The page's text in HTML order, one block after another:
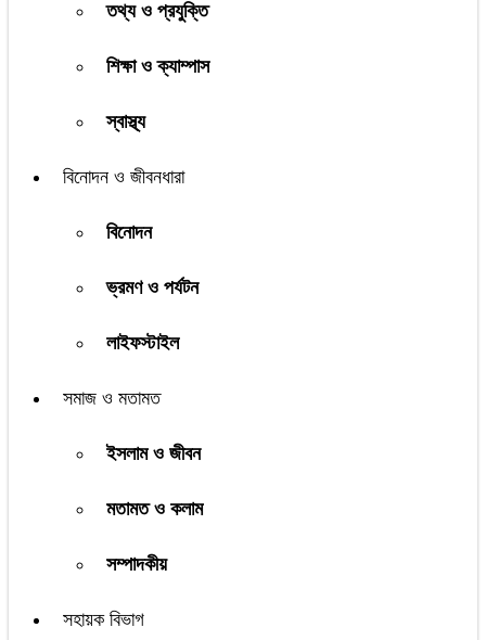
তথ্য ও প্রযুক্তি
শিক্ষা ও ক্যাম্পাস
স্বাস্থ্য
বিনোদন ও জীবনধারা
বিনোদন
ভ্রমণ ও পর্যটন
লাইফস্টাইল
সমাজ ও মতামত
ইসলাম ও জীবন
মতামত ও কলাম
সম্পাদকীয়
সহায়ক বিভাগ